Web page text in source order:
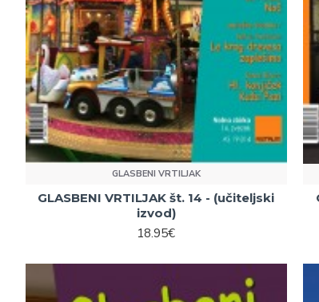
GLASBENI VRTILJAK
GLASBENI VRTILJAK št. 14 - (učiteljski
izvod)
18.95€